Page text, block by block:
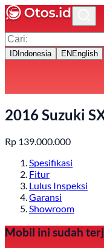
ID Indonesia EN English
2016 Suzuki
Rp 139.000.000
Spesifikasi
Fitur
Lulus Inspeksi
Garansi
Showroom
Mobil ini sudah